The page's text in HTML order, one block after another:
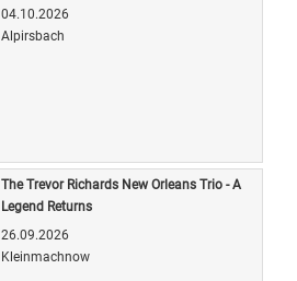
04.10.2026
Alpirsbach
The Trevor Richards New Orleans Trio - A
Legend Returns
26.09.2026
Kleinmachnow